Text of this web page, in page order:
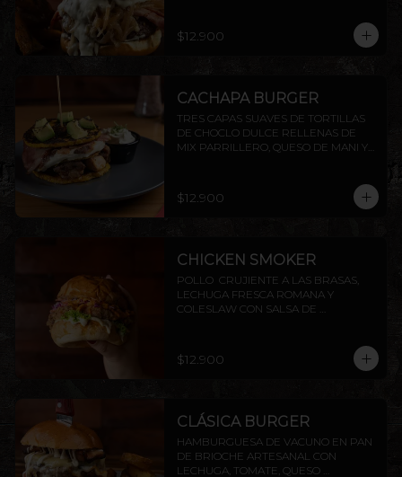
PAPAS RÚSTICAS.
$12.900
CACHAPA BURGER
TRES CAPAS SUAVES DE TORTILLAS
DE CHOCLO DULCE RELLENAS DE
MIX PARRILLERO, QUESO DE MANI Y
DE SALSA CHIMICHURRI Y NATA
$12.900
CHICKEN SMOKER
POLLO  CRUJIENTE A LAS BRASAS,
LECHUGA FRESCA ROMANA Y
COLESLAW CON SALSA DE
DE LA CASA. ACOMPAÑADO DE
PAPAS RUSTICAS.
$12.900
CLÁSICA BURGER
HAMBURGUESA DE VACUNO EN PAN
DE BRIOCHE ARTESANAL CON
LECHUGA, TOMATE, QUESO